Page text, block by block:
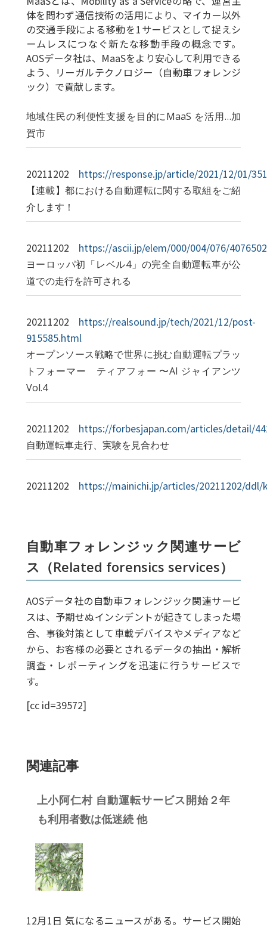
体を問わず通信技術の活用により、マイカー以外
の交通手段による移動を1サービスとして捉えシ
ームレスにつなぐ新たな移動手段の概念です。
AOSデータ社は、MaaSをより安心して利用できる
よう、リーガルテクノロジー（自動車フォレンジ
ック）で貢献します。
地域住民の利便性支援を目的にMaaS を活用…加
賀市
20211202 https://response.jp/article/2021/12/01/
【連載】都における自動運転に関する取組をご紹
介します！
20211202 https://ascii.jp/elem/000/004/076/
ヨーロッパ初「レベル4」の完全自動運転車が公
道での走行を許可される
20211202
https://realsound.jp/tech/2021/12/post-
915585.html
オープンソース戦略で世界に挑む自動運転プラッ
トフォーマー ティアフォー 〜AI ジャイアンツ
Vol.4
20211202 https://forbesjapan.com/articles/detail/
自動運転車走行、実験を見合わせ
20211202 https://mainichi.jp/articles/20211202/ddl/
自動車フォレンジック関連サービ
ス（Related forensics services）
AOSデータ社の自動車フォレンジック関連サービ
スは、予期せぬインシデントが起きてしまった場
合、事後対策として車載デバイスやメディアなど
から、お客様の必要とされるデータの抽出・解析
調査・レポーティングを迅速に行うサービスで
す。
[cc id=39572]
関連記事
上小阿仁村 自動運転サービス開始２年
も利用者数は低迷続 他
12月1日 気になるニュースがある。サービス開始